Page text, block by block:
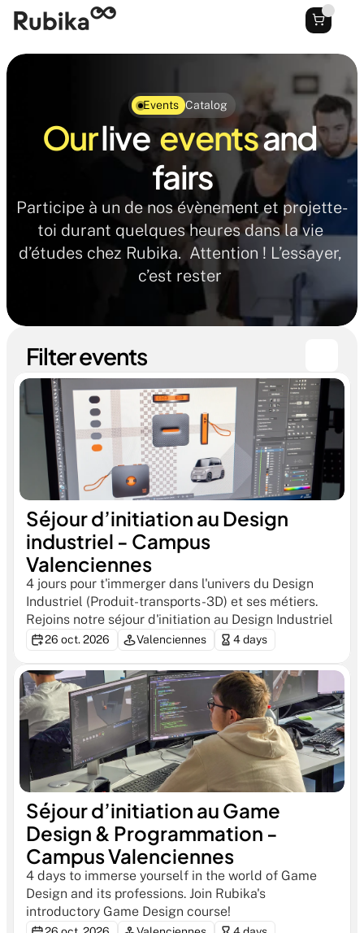
Events Catalog
Our live events and
fairs
Participe à un de nos évènement et projette-
toi durant quelques heures dans la vie
d’études chez Rubika.  Attention ! L’essayer,
c’est rester
Séjour d’initiation au Design
industriel - Campus
Valenciennes
4 jours pour t'immerger dans l'univers du Design
Industriel (Produit-transports-3D) et ses métiers.
Rejoins notre séjour d'initiation au Design Industriel
26 oct. 2026 Valenciennes 4 days
Séjour d’initiation au Game
Design & Programmation -
Campus Valenciennes
4 days to immerse yourself in the world of Game
Design and its professions. Join Rubika's
introductory Game Design course!
Filter events